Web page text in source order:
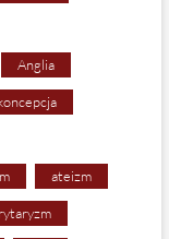
Anglia
ateizm